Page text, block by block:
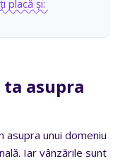
placă și:
asupra
unui domeniu
Iar vânzările sunt